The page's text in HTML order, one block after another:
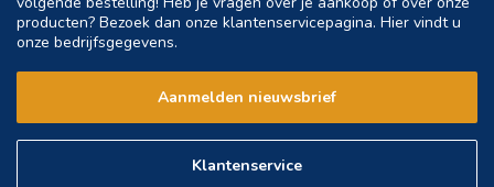
producten? Bezoek dan onze klantenservicepagina. Hier vindt u
onze bedrijfsgegevens.
Aanmelden nieuwsbrief
Klantenservice